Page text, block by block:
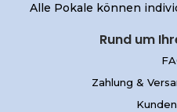
Alle Pokale können
Rund um
Zahlung &